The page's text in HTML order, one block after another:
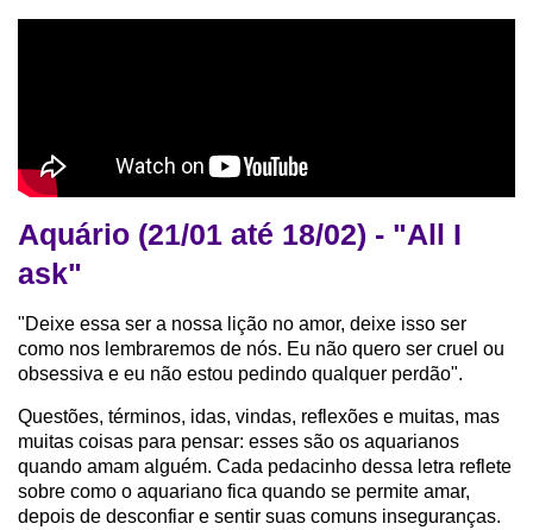
Aquário (21/01 até 18/02) - "All I
ask"
"Deixe essa ser a nossa lição no amor, deixe isso ser
como nos lembraremos de nós. Eu não quero ser cruel ou
obsessiva e eu não estou pedindo qualquer perdão".
Questões, términos, idas, vindas, reflexões e muitas, mas
muitas coisas para pensar: esses são os aquarianos
quando amam alguém. Cada pedacinho dessa letra reflete
sobre como o aquariano fica quando se permite amar,
depois de desconfiar e sentir suas comuns inseguranças.